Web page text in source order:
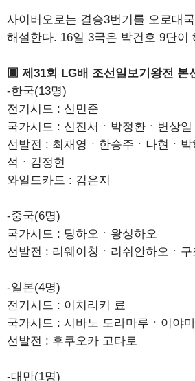
사이버오로는 결승3번기를 오로대
해설한다. 16일 3국은 박건호 9단이
▣ 제31회 LG배 조선일보기왕전 본
-한국(13명)
전기시드 : 신민준
국가시드 : 신진서ㆍ박정환ㆍ변상일
선발전 : 최재영ㆍ한승주ㆍ나현ㆍ
석ㆍ김정현
와일드카드 : 김은지
-중국(6명)
국가시드 : 딩하오ㆍ왕싱하오
선발전 : 리웨이칭ㆍ리쉬안하오ㆍ
-일본(4명)
전기시드 : 이치리키 료
국가시드 : 시바노 도라마루ㆍ이야
선발전 : 후쿠오카 고타로
-대만(1명)